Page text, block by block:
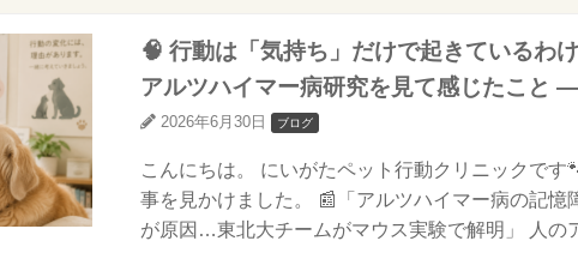
🧠 行動は「気持ち」だけで起きているわ
アルツハイマー病研究を見て感じたこと ―
2026年6月30日 ブログ
こんにちは。 にいがたペット行動クリニックです
事を見かけました。 📰「アルツハイマー病の記憶
が原因…東北大チームがマウス実験で解明」 人の